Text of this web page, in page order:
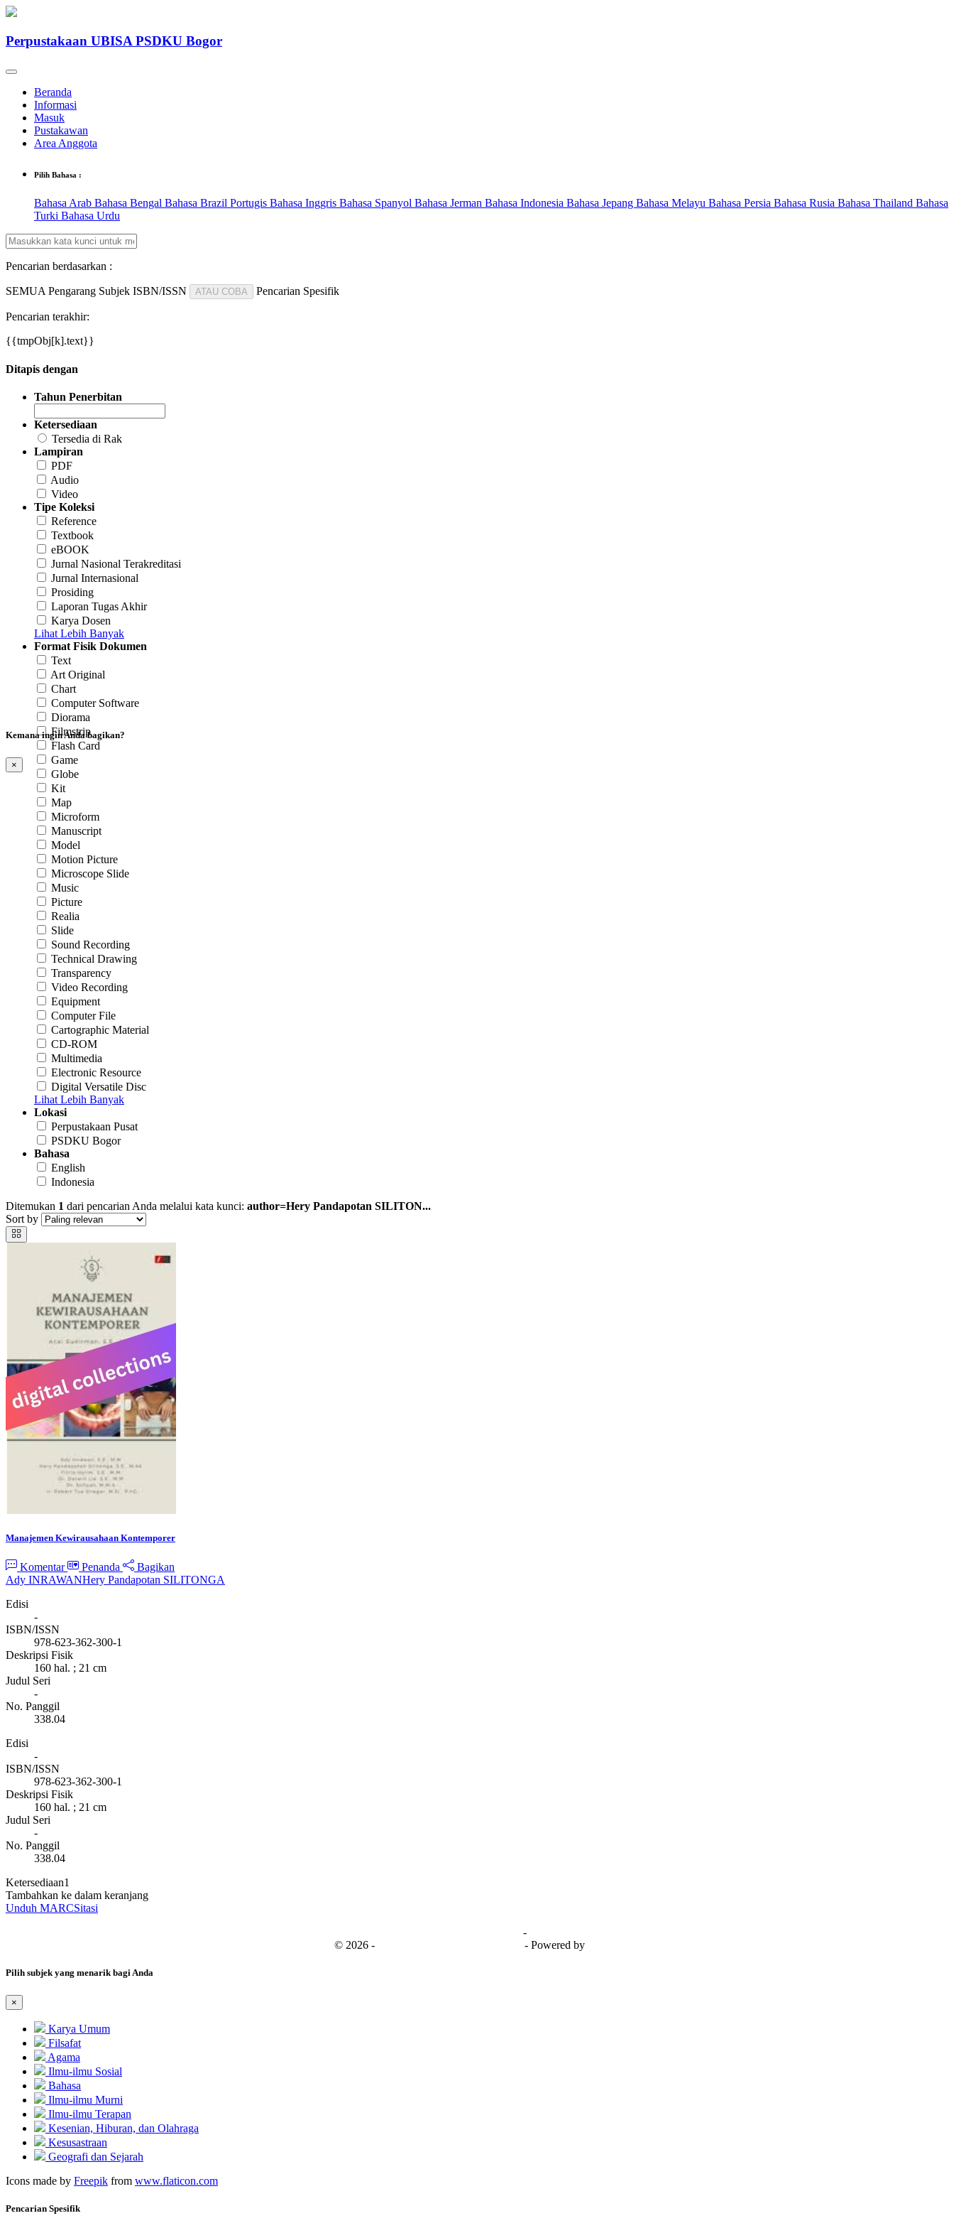
Perpustakaan UBISA PSDKU Bogor
Beranda
Informasi
Masuk
Pustakawan
Area Anggota
Pilih Bahasa :
Bahasa Arab Bahasa Bengal Bahasa Brazil Portugis Bahasa Inggris Bahasa Spanyol Bahasa Jerman Bahasa Indonesia Bahasa Jepang Bahasa Melayu Bahasa Persia Bahasa Rusia Bahasa Thailand Bahasa
Turki Bahasa Urdu
Pencarian berdasarkan :
SEMUA Pengarang Subjek ISBN/ISSN ATAU COBA Pencarian Spesifik
Pencarian terakhir:
{{tmpObj[k].text}}
Ditapis dengan
Tahun Penerbitan
Ketersediaan
Tersedia di Rak
Lampiran
PDF
Audio
Video
Tipe Koleksi
Reference
Textbook
eBOOK
Jurnal Nasional Terakreditasi
Jurnal Internasional
Prosiding
Laporan Tugas Akhir
Karya Dosen
Lihat Lebih Banyak
Format Fisik Dokumen
Text
Art Original
Chart
Computer Software
Diorama
Filmstrip
Flash Card
Game
Globe
Kit
Map
Microform
Manuscript
Model
Motion Picture
Microscope Slide
Music
Picture
Realia
Slide
Sound Recording
Technical Drawing
Transparency
Video Recording
Equipment
Computer File
Cartographic Material
CD-ROM
Multimedia
Electronic Resource
Digital Versatile Disc
Lihat Lebih Banyak
Lokasi
Perpustakaan Pusat
PSDKU Bogor
Bahasa
English
Indonesia
Ditemukan 1 dari pencarian Anda melalui kata kunci: author=Hery Pandapotan SILITON...
Sort by
Manajemen Kewirausahaan Kontemporer
Komentar Penanda
Bagikan
Ady INRAWANHery Pandapotan SILITONGA
Edisi
-
ISBN/ISSN
978-623-362-300-1
Deskripsi Fisik
160 hal. ; 21 cm
Judul Seri
-
No. Panggil
338.04
Edisi
-
ISBN/ISSN
978-623-362-300-1
Deskripsi Fisik
160 hal. ; 21 cm
Judul Seri
-
No. Panggil
338.04
Ketersediaan1
Tambahkan ke dalam keranjang
Unduh MARCSitasi
-
© 2026 -
- Powered by
Pilih subjek yang menarik bagi Anda
×
Karya Umum
Filsafat
Agama
Ilmu-ilmu Sosial
Bahasa
Ilmu-ilmu Murni
Ilmu-ilmu Terapan
Kesenian, Hiburan, dan Olahraga
Kesusastraan
Geografi dan Sejarah
Icons made by Freepik from www.flaticon.com
Pencarian Spesifik
Kemana ingin Anda bagikan?
×